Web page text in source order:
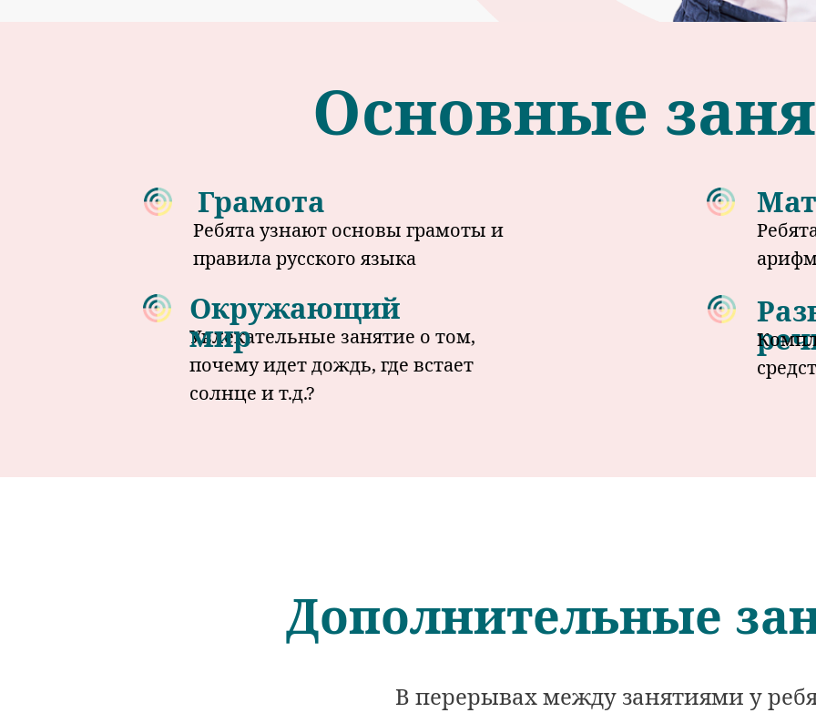
Основные
Увлекательные занятие о том,
почему идет дождь, где встает
солнце и т.д.?
Грамота
Окружающий
мир
Ребята узнают основы грамоты и
правила русского языка
Дополнительные
В перерывах между занятиями у